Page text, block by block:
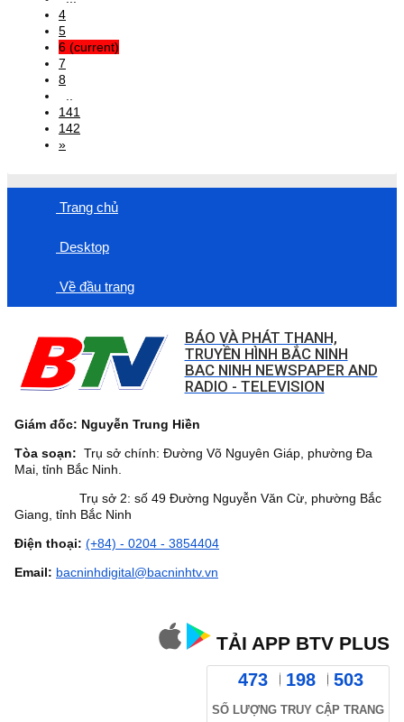
4
5
6 (current)
7
8
141
142
»
Trang chủ
Desktop
Về đầu trang
BÁO VÀ PHÁT THANH,
TRUYỀN HÌNH BẮC NINH
BAC NINH NEWSPAPER AND
RADIO - TELEVISION
Giám đốc: Nguyễn Trung Hiền
Tòa soạn: Trụ sở chính: Đường Võ Nguyên Giáp, phường Đa
Mai, tỉnh Bắc Ninh.
Trụ sở 2: số 49 Đường Nguyễn Văn Cừ, phường Bắc
Giang, tỉnh Bắc Ninh
Điện thoại: (+84) - 0204 - 3854404
Email: bacninhdigital@bacninhtv.vn
TẢI APP BTV PLUS
473 198 503
SỐ LƯỢNG TRUY CẬP TRANG